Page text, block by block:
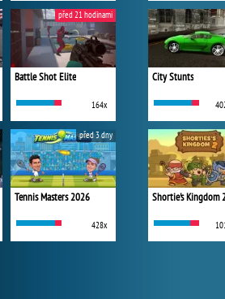
Battle Shot Elite
164x
před 21 hodinami
Tennis Masters 2026
428x
před 3 dny
City Stunts
Shortie's Kingdom